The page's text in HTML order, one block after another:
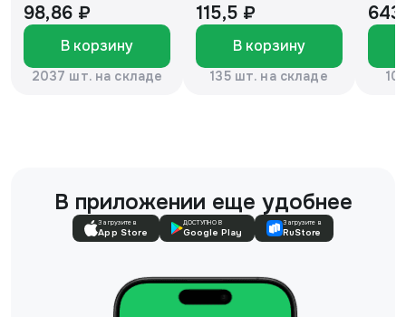
98,86 ₽
В корзину
2037 шт. на складе
жиром 50г.
«Эколон»®
115,5 ₽
В корзину
135 шт. на складе
рук,
10
В приложении еще удобнее
Загрузите в
App Store
ДОСТУПНО В
Google Play
Загрузите в
RuStore